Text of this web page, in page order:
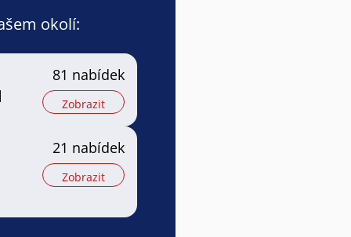
okolí:
81 nabídek
Zobrazit
21 nabídek
Zobrazit